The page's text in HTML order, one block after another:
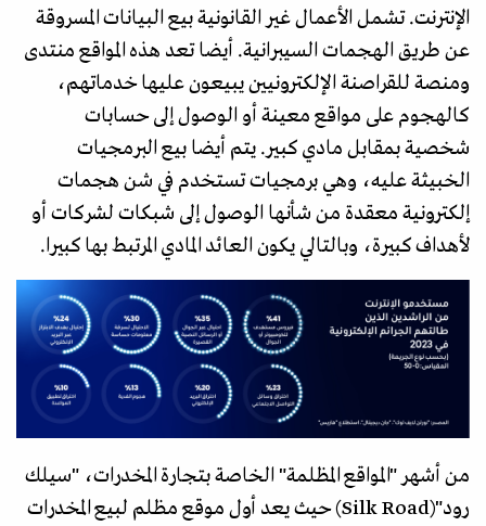
الإنترنت. تشمل الأعمال غير القانونية بيع البيانات المسروقة
عن طريق الهجمات السيبرانية. أيضا تعد هذه المواقع منتدى
ومنصة للقراصنة الإلكترونيين يبيعون عليها خدماتهم،
كالهجوم على مواقع معينة أو الوصول إلى حسابات
شخصية بمقابل مادي كبير. يتم أيضا بيع البرمجيات
الخبيثة عليه، وهي برمجيات تستخدم في شن هجمات
إلكترونية معقدة من شأنها الوصول إلى شبكات لشركات أو
لأهداف كبيرة، وبالتالي يكون العائد المادي المرتبط بها كبيرا.
من أشهر "المواقع المظلمة" الخاصة بتجارة المخدرات، "سيلك
رود"(Silk Road) حيث يعد أول موقع مظلم لبيع المخدرات